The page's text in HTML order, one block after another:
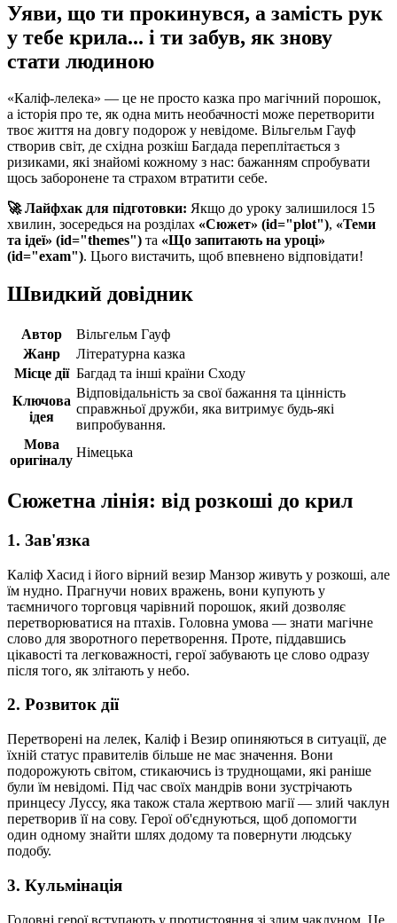
Уяви, що ти прокинувся, а замість рук
у тебе крила... і ти забув, як знову
стати людиною
«Каліф-лелека» — це не просто казка про магічний порошок,
а історія про те, як одна мить необачності може перетворити
твоє життя на довгу подорож у невідоме. Вільгельм Гауф
створив світ, де східна розкіш Багдада переплітається з
ризиками, які знайомі кожному з нас: бажанням спробувати
щось заборонене та страхом втратити себе.
🚀 Лайфхак для підготовки: Якщо до уроку залишилося 15
хвилин, зосередься на розділах «Сюжет» (id="plot"), «Теми
та ідеї» (id="themes") та «Що запитають на уроці»
(id="exam"). Цього вистачить, щоб впевнено відповідати!
Швидкий довідник
Автор
Вільгельм Гауф
Жанр
Літературна казка
Місце дії Багдад та інші країни Сходу
Ключова
ідея
Відповідальність за свої бажання та цінність
справжньої дружби, яка витримує будь-які
випробування.
Мова
оригіналу
Німецька
Сюжетна лінія: від розкоші до крил
1. Зав'язка
Каліф Хасид і його вірний везир Манзор живуть у розкоші, але
їм нудно. Прагнучи нових вражень, вони купують у
таємничого торговця чарівний порошок, який дозволяє
перетворюватися на птахів. Головна умова — знати магічне
слово для зворотного перетворення. Проте, піддавшись
цікавості та легковажності, герої забувають це слово одразу
після того, як злітають у небо.
2. Розвиток дії
Перетворені на лелек, Каліф і Везир опиняються в ситуації, де
їхній статус правителів більше не має значення. Вони
подорожують світом, стикаючись із труднощами, які раніше
були їм невідомі. Під час своїх мандрів вони зустрічають
принцесу Луссу, яка також стала жертвою магії — злий чаклун
перетворив її на сову. Герої об'єднуються, щоб допомогти
один одному знайти шлях додому та повернути людську
подобу.
3. Кульмінація
Головні герої вступають у протистояння зі злим чаклуном. Це